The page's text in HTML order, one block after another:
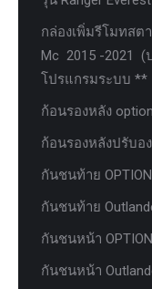
กล่องเพิ่มรีโมทสต
Mc 2015 -2021
โปรแกรมระบบ **
ก้อนรองหลัง
ก้อนรองหลังปรับอง
กันชนท้าย OPTION
กันชนท้าย
กันชนหน้า OPTION
กันชนหน้า